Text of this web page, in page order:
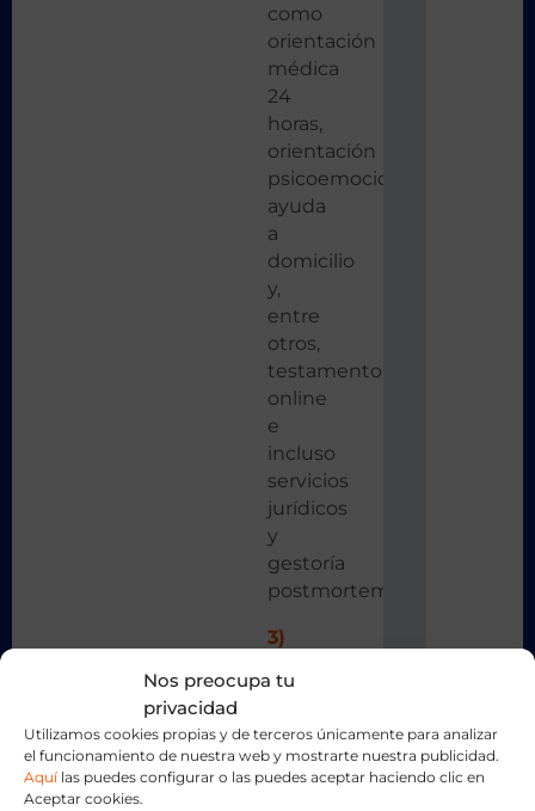
Nos preocupa tu
privacidad
Utilizamos cookies propias y de terceros únicamente para analizar
el funcionamiento de nuestra web y mostrarte nuestra publicidad.
Aquílas puedes configurar o las puedes aceptar haciendo clic en
Aceptar cookies.
como
orientación
médica
24
horas,
orientación
psicoemocional,
ayuda
a
domicilio
y,
entre
otros,
testamento
online
e
incluso
servicios
jurídicos
y
gestoría
postmortem.
3)
puedo
con
mi